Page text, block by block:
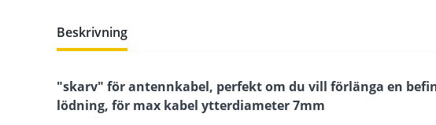
Beskrivning
"skarv" för antennkabel, perfekt om du vill förlänga en
lödning, för max kabel ytterdiameter 7mm